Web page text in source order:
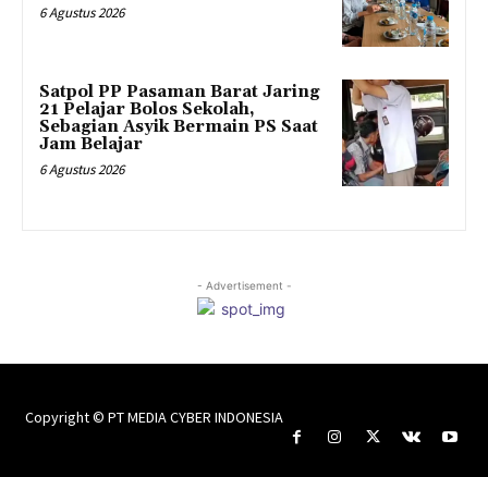
6 Agustus 2026
Satpol PP Pasaman Barat Jaring
21 Pelajar Bolos Sekolah,
Sebagian Asyik Bermain PS Saat
Jam Belajar
6 Agustus 2026
- Advertisement -
Copyright © PT MEDIA CYBER INDONESIA